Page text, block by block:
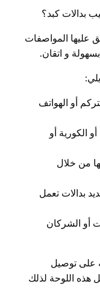
بدالات كبد؟
عليها المواصفات
و اتقان.
أو الهواتف
الكورية أو
من خلال
بدالات تعمل
أو الشركان
على توصيل
هذه اللوحة لذلك